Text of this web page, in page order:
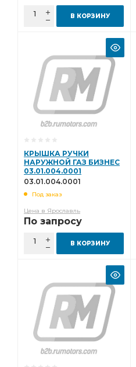
В КОРЗИНУ
КРЫШКА РУЧКИ
НАРУЖНОЙ ГАЗ БИЗНЕС
03.01.004.0001
03.01.004.0001
Под заказ
Цена в Ярославль
По запросу
В КОРЗИНУ